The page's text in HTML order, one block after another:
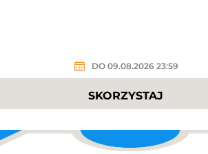
DO 09.08.2026 23:59
SKORZYSTAJ